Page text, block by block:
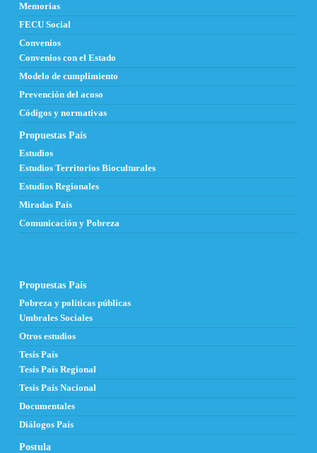
Memorias
FECU Social
Convenios
Convenios con el Estado
Modelo de cumplimiento
Prevención del acoso
Códigos y normativas
Propuestas País
Estudios
Estudios Territorios Bioculturales
Estudios Regionales
Miradas País
Comunicación y Pobreza
Propuestas País
Pobreza y políticas públicas
Umbrales Sociales
Otros estudios
Tesis País
Tesis País Regional
Tesis País Nacional
Documentales
Diálogos País
Postula